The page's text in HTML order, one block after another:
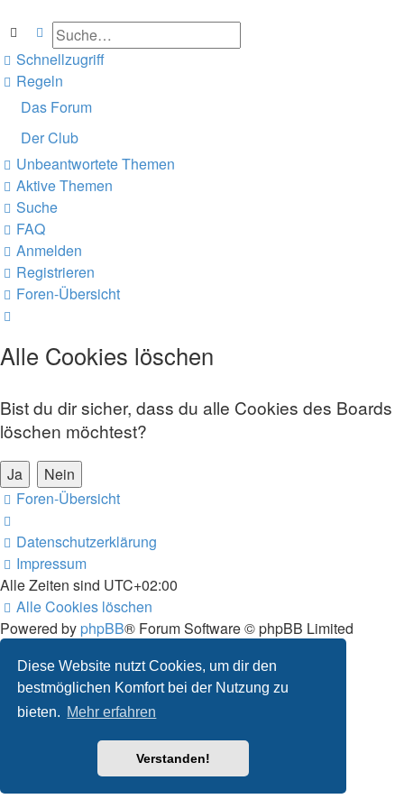
Diese Website nutzt Cookies, um dir den
bestmöglichen Komfort bei der Nutzung zu
bieten. Mehr erfahren
Verstanden!
Suche Erweiterte Suche
Schnellzugriff
Regeln
Das Forum
Der Club
Unbeantwortete Themen
Aktive Themen
Suche
FAQ
Anmelden
Registrieren
Foren-Übersicht
Alle Cookies löschen
Bist du dir sicher, dass du alle Cookies des Boards
löschen möchtest?
Foren-Übersicht
Datenschutzerklärung
Impressum
Alle Zeiten sind UTC+02:00
Alle Cookies löschen
Powered by phpBB® Forum Software © phpBB Limited
Datenschutz|Nutzungsbedingungen